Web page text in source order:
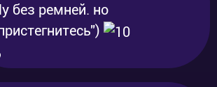
без ремней. но